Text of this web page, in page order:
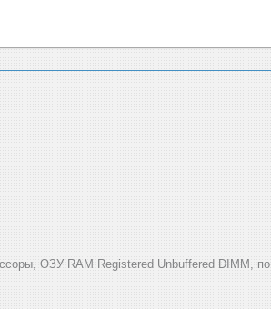
ОЗУ RAM Registered Unbuffered DIMM,